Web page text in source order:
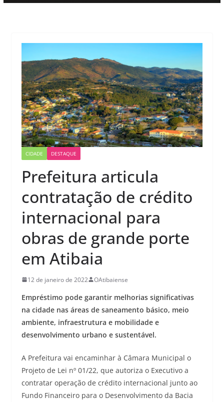
CIDADE DESTAQUE
Prefeitura articula
contratação de crédito
internacional para
obras de grande porte
em Atibaia
12 de janeiro de 2022 OAtibaiense
Empréstimo pode garantir melhorias significativas
na cidade nas áreas de saneamento básico, meio
ambiente, infraestrutura e mobilidade e
desenvolvimento urbano e sustentável.
A Prefeitura vai encaminhar à Câmara Municipal o
Projeto de Lei nº 01/22, que autoriza o Executivo a
contratar operação de crédito internacional junto ao
Fundo Financeiro para o Desenvolvimento da Bacia